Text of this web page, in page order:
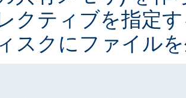
クティブを指定
スクにファイル